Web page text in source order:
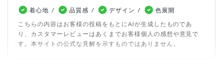
着心地 品質感 デザイン
色展開
こちらの内容はお客様の投稿をもとにAIが生成したものであ
り、カスタマーレビューはあくまでお客様個人の感想や意見で
す。本サイトの公式な見解を示すものではありません。